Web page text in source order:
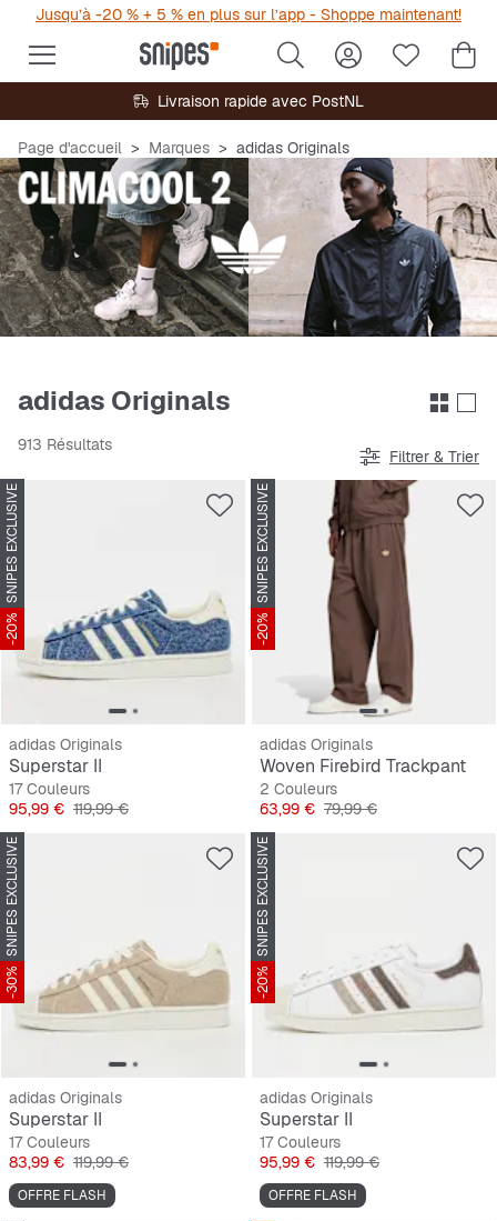
Jusqu’à -20 % + 5 % en plus sur l’app - Shoppe maintenant!
Livraison rapide avec PostNL
Page d'accueil Marques adidas Originals
adidas Originals
913 Résultats
Filtrer & Trier
SNIPES EXCLUSIVE
-20%
adidas Originals
Superstar II
17 Couleurs
Prix
95,99 € Prix original
119,99 €
SNIPES EXCLUSIVE
-20%
adidas Originals
Woven Firebird Trackpant
2 Couleurs
Prix
63,99 € Prix original
79,99 €
SNIPES EXCLUSIVE
-30%
adidas Originals
Superstar II
17 Couleurs
Prix
83,99 € Prix original
119,99 €
OFFRE FLASH
SNIPES EXCLUSIVE
-20%
adidas Originals
Superstar II
17 Couleurs
Prix
95,99 € Prix original
119,99 €
OFFRE FLASH